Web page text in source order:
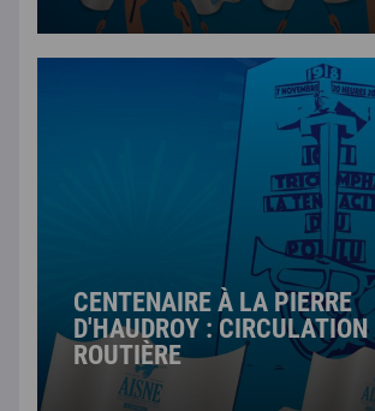
CENTENAIRE À LA PIERRE
D'HAUDROY : CIRCULATION
ROUTIÈRE